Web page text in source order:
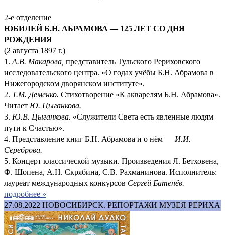
2-е отделение
ЮБИЛЕЙ Б.Н. АБРАМОВА — 125 ЛЕТ СО ДНЯ
РОЖДЕНИЯ
(2 августа 1897 г.)
1. А.В. Макарова, представитель Тульского Рериховского
исследовательского центра. «О годах учёбы Б.Н. Абрамова в
Нижегородском дворянском институте».
2. Т.М. Деменко. Стихотворение «К акварелям Б.Н. Абрамова».
Читает Ю. Цыганкова.
3. Ю.В. Цыганкова. «Служители Света есть явленные людям
пути к Счастью».
4. Представление книг Б.Н. Абрамова и о нём — И.И.
Сереброва.
5. Концерт классической музыки. Произведения Л. Бетховена,
Ф. Шопена, А.Н. Скрябина, С.В. Рахманинова. Исполнитель:
лауреат международных конкурсов Сергей Батенёв.
подробнее »
27.08.2022 НОВОСИБИРСК. РЕПОРТАЖИ МУЗЕЯ РЕРИХА